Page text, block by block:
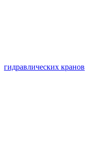
гидравлических кранов